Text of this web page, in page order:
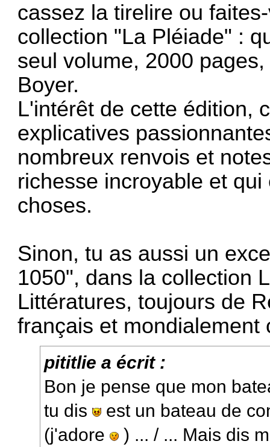
cassez la tirelire ou
collection "La Pléiade" :
seul volume, 2000
Boyer.
L'intérêt de cette édition,
explicatives
nombreux renvois et
richesse incroyable et
choses.
Sinon, tu as aussi un
1050", dans la collection
Littératures, toujours de
français et mondialement
pititlie a écrit :
Bon je pense que mon
tu dis
est un bateau de
(j'adore
) ... / ... Mais dis